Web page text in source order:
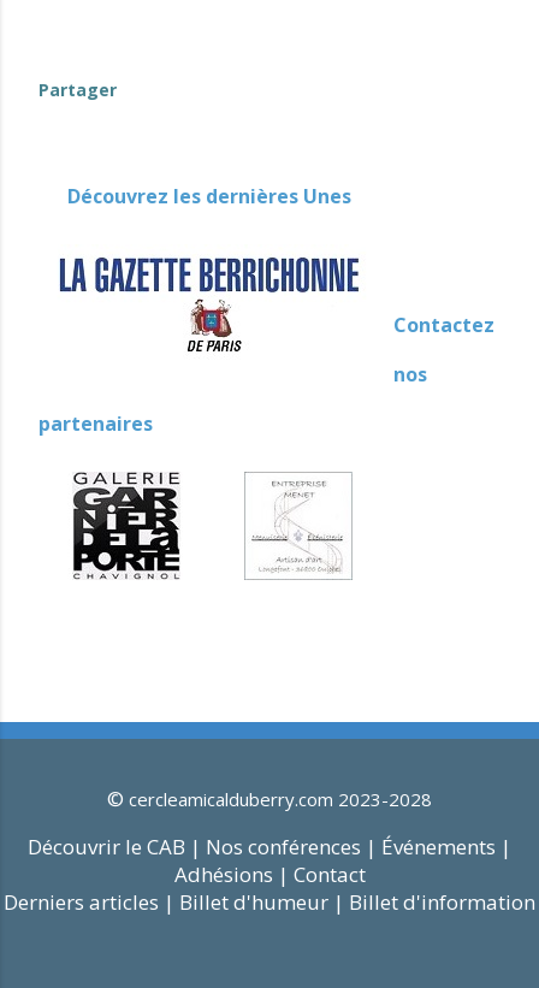
Partager
Découvrez les dernières Unes
Contactez
nos
partenaires
© cercleamicalduberry.com 2023-2028
Découvrir le CAB | Nos conférences | Événements |
Adhésions | Contact
Derniers articles | Billet d'humeur | Billet d'information